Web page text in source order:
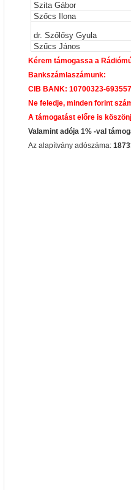
Szita Gábor
Szőcs Ilona
dr. Szőlősy Gyula
Szűcs János
Kérem támogassa a
Bankszámlaszámunk:
CIB BANK: 10700323-
Ne feledje, minden forint
A támogatást előre is
Valamint adója 1% -val
Az alapítvány adószáma: